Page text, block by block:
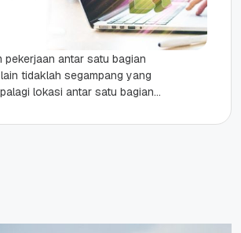
pekerjaan antar satu bagian
tidaklah segampang yang
lokasi antar satu bagian